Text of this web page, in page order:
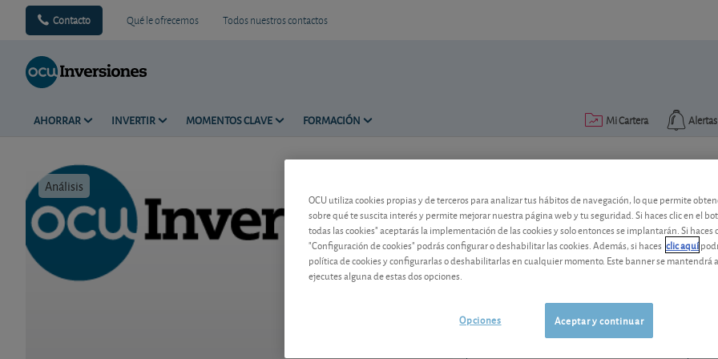
Contacto Qué le ofrecemos Todos nuestros contactos
AHORRAR INVERTIR MOMENTOS CLAVE FORMACIÓN Alertas
Mi Cartera
Análisis
Coca-Cola no se detiene ante
¿Cómo se refleja la crisis en los
de la cotización?
06/08/2026 Nueva York
OCU utiliza cookies propias y de terceros para analizar tus hábitos de navegación, lo que permite
sobre qué te suscita interés y permite mejorar nuestra página web y tu seguridad. Si haces clic en el
todas las cookies" aceptarás la implementación de las cookies y solo entonces se implantarán. Si haces
"Configuración de cookies" podrás configurar o deshabilitar las cookies. Además, si haces clic aquí
política de cookies y configurarlas o deshabilitarlas en cualquier momento. Este banner se mantendrá
ejecutes alguna de estas dos opciones.
Aceptar y continuar
Opciones